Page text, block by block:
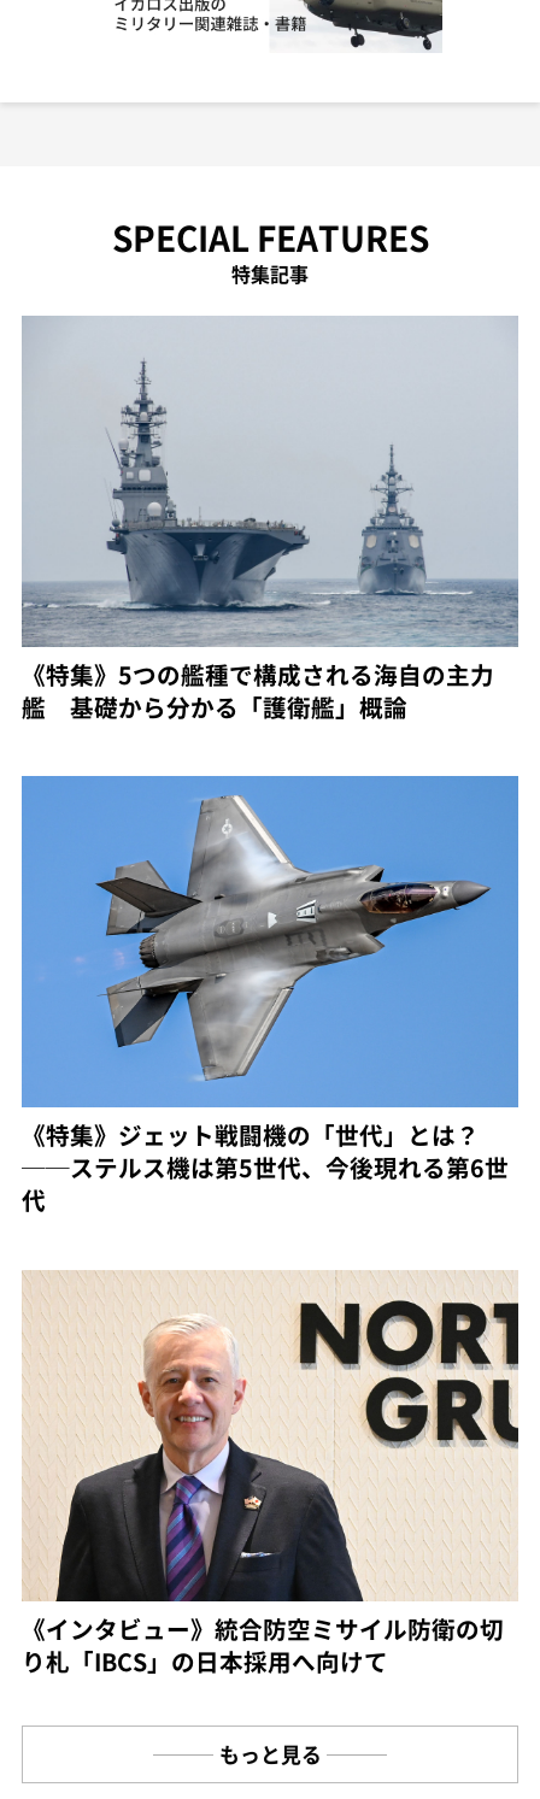
SPECIAL FEATURES
特集記事
《特集》5つの艦種で構成される海自の主力
艦 基礎から分かる「護衛艦」概論
《特集》ジェット戦闘機の「世代」とは？
──ステルス機は第5世代、今後現れる第6世
代
《インタビュー》統合防空ミサイル防衛の切
り札「IBCS」の日本採用へ向けて
もっと見る